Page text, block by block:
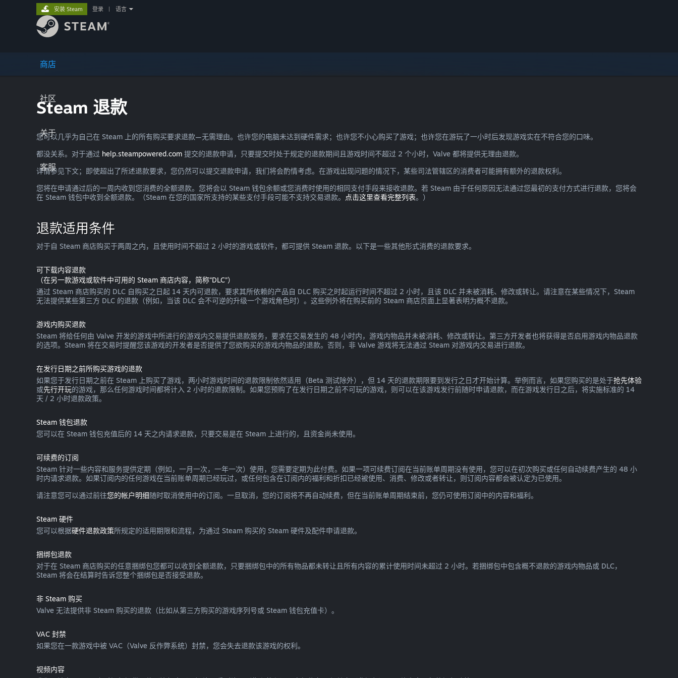
商店
社区
关于
客服
安装 Steam 登录 语言
Steam 退款
您可以几乎为自己在 Steam 上的所有购买要求退款—无需理由。也许您的电脑未达到硬件需求；也许您不小心购买了游戏；也许您在游玩了一小时后发现游戏实在不符合您的口味。
都没关系。对于通过 help.steampowered.com 提交的退款申请，只要提交时处于规定的退款期间且游戏时间不超过 2 个小时，Valve 都将提供无理由退款。
详情参见下文；即使超出了所述退款要求，您仍然可以提交退款申请，我们将会酌情考虑。在游戏出现问题的情况下，某些司法管辖区的消费者可能拥有额外的退款权利。
您将在申请通过后的一周内收到您消费的全额退款。您将会以 Steam 钱包余额或您消费时使用的相同支付手段来接收退款。若 Steam 由于任何原因无法通过您最初的支付方式进行退款，您将会
在 Steam 钱包中收到全额退款。（Steam 在您的国家所支持的某些支付手段可能不支持交易退款。
点击这里查看完整列表。）
退款适用条件
对于自 Steam 商店购买于两周之内，且使用时间不超过 2 小时的游戏或软件，都可提供 Steam 退款。以下是一些其他形式消费的退款要求。
可下载内容退款
（在另一款游戏或软件中可用的 Steam 商店内容，简称“DLC”）
通过 Steam 商店购买的 DLC 自购买之日起 14 天内可退款，要求其所依赖的产品自 DLC 购买之时起运行时间不超过 2 小时，且该 DLC 并未被消耗、修改或转让。请注意在某些情况下，Steam
无法提供某些第三方 DLC 的退款（例如，当该 DLC 会不可逆的升级一个游戏角色时）。这些例外将在购买前的 Steam 商店页面上显著表明为概不退款。
游戏内购买退款
Steam 将给任何由 Valve 开发的游戏中所进行的游戏内交易提供退款服务，要求在交易发生的 48 小时内，游戏内物品并未被消耗、修改或转让。第三方开发者也将获得是否启用游戏内物品退款
的选项。Steam 将在交易时提醒您该游戏的开发者是否提供了您欲购买的游戏内物品的退款。否则，非 Valve 游戏将无法通过 Steam 对游戏内交易进行退款。
在发行日期之前所购买游戏的退款
如果您于发行日期之前在 Steam 上购买了游戏，两小时游戏时间的退款限制依然适用（Beta 测试除外），但 14 天的退款期限要到发行之日才开始计算。举例而言，如果您购买的是处于抢先体验
或先行开玩的游戏，那么任何游戏时间都将计入 2 小时的退款限制。如果您预购了在发行日期之前不可玩的游戏，则可以在该游戏发行前随时申请退款，而在游戏发行日之后，将实施标准的 14
天 / 2 小时退款政策。
Steam 钱包退款
您可以在 Steam 钱包充值后的 14 天之内请求退款，只要交易是在 Steam 上进行的，且资金尚未使用。
可续费的订阅
Steam 针对一些内容和服务提供定期（例如，一月一次，一年一次）使用，您需要定期为此付费。如果一项可续费订阅在当前账单周期没有使用，您可以在初次购买或任何自动续费产生的 48 小
时内请求退款。如果订阅内的任何游戏在当前账单周期已经玩过，或任何包含在订阅内的福利和折扣已经被使用、消费、修改或者转让，则订阅内容都会被认定为已使用。
请注意您可以通过前往您的帐户明细随时取消使用中的订阅。一旦取消，您的订阅将不再自动续费，但在当前账单周期结束前，您仍可使用订阅中的内容和福利。
Steam 硬件
您可以根据硬件退款政策所规定的适用期限和流程，为通过 Steam 购买的 Steam 硬件及配件申请退款。
捆绑包退款
对于在 Steam 商店购买的任意捆绑包您都可以收到全额退款，只要捆绑包中的所有物品都未转让且所有内容的累计使用时间未超过 2 小时。若捆绑包中包含概不退款的游戏内物品或 DLC，
Steam 将会在结算时告诉您整个捆绑包是否接受退款。
非 Steam 购买
Valve 无法提供非 Steam 购买的退款（比如从第三方购买的游戏序列号或 Steam 钱包充值卡）。
VAC 封禁
如果您在一款游戏中被 VAC（Valve 反作弊系统）封禁，您会失去退款该游戏的权利。
视频内容